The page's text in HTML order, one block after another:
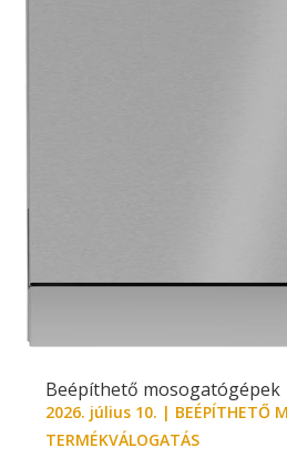
Beépíthető mosogatógépek
2026. július 10. | BEÉPÍTHETŐ
TERMÉKVÁLOGATÁS